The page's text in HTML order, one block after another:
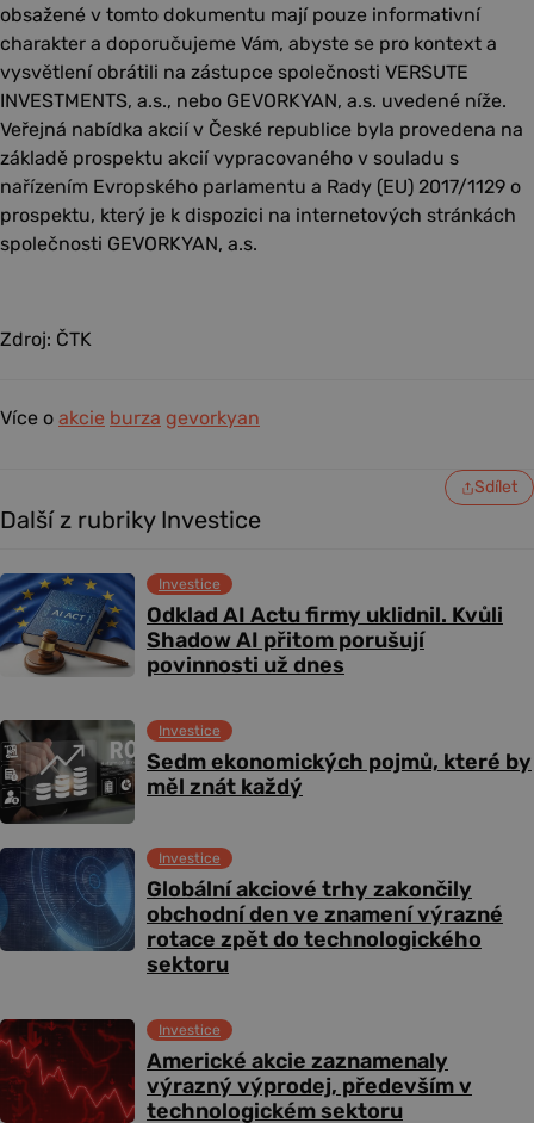
obsažené v tomto dokumentu mají pouze informativní
charakter a doporučujeme Vám, abyste se pro kontext a
vysvětlení obrátili na zástupce společnosti VERSUTE
INVESTMENTS, a.s., nebo GEVORKYAN, a.s. uvedené níže.
Veřejná nabídka akcií v České republice byla provedena na
základě prospektu akcií vypracovaného v souladu s
nařízením Evropského parlamentu a Rady (EU) 2017/1129 o
prospektu, který je k dispozici na internetových stránkách
společnosti GEVORKYAN, a.s.
Zdroj: ČTK
Více o akcie burza gevorkyan
Sdílet
Další z rubriky Investice
Odklad AI Actu firmy uklidnil. Kvůli
Shadow AI přitom porušují
povinnosti už dnes
Investice
Sedm ekonomických pojmů, které by
měl znát každý
Investice
Globální akciové trhy zakončily
obchodní den ve znamení výrazné
rotace zpět do technologického
sektoru
Investice
Americké akcie zaznamenaly
výrazný výprodej, především v
technologickém sektoru
Investice